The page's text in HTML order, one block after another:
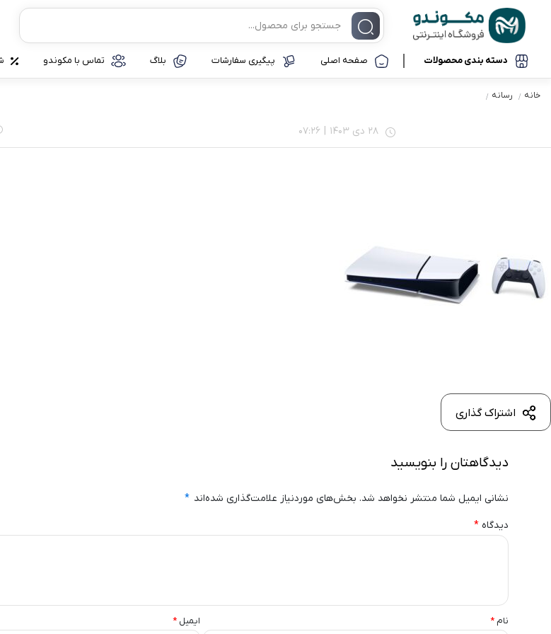
دسته بندی محصولات
موبایل و تبلت
آیفون
سامسونگ
لوازم جانبی خودرو
صفحه اصلی پیگیری سفارشات بلاگ تماس با مکوندو
خانه رسانه
28 دی 1403 |
07:26
اشتراک گذاری
دیدگاهتان را بنویسید
نشانی ایمیل شما منتشر نخواهد شد. بخش‌های موردنیاز علامت‌گذاری شده‌اند *
دیدگاه*
نام* ایمیل*